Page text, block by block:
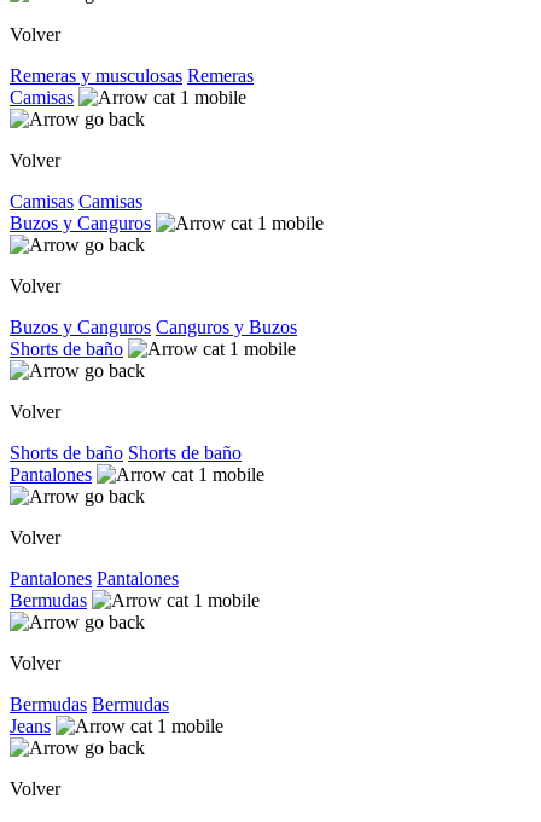
Volver
Remeras y musculosas Remeras
Camisas
Volver
Camisas Camisas
Buzos y Canguros
Volver
Buzos y Canguros Canguros y Buzos
Shorts de baño
Volver
Shorts de baño Shorts de baño
Pantalones
Volver
Pantalones Pantalones
Bermudas
Volver
Bermudas Bermudas
Jeans
Volver